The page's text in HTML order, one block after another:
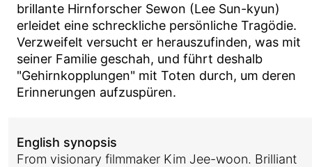
brillante Hirnforscher Sewon (Lee Sun-kyun)
erleidet eine schreckliche persönliche Tragödie.
Verzweifelt versucht er herauszufinden, was mit
seiner Familie geschah, und führt deshalb
"Gehirnkopplungen" mit Toten durch, um deren
Erinnerungen aufzuspüren.
English synopsis
From visionary filmmaker Kim Jee-woon. Brilliant